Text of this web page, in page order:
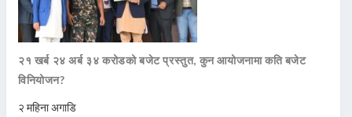
२१ खर्ब २४ अर्ब ३४ करोडको बजेट प्रस्तुत, कुन आयोजनामा कति बजेट
विनियोजन?
२ महिना अगाडि